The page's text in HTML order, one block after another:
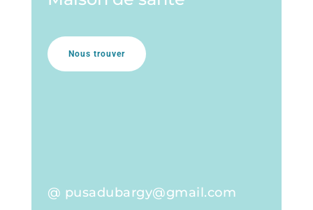
Nous trouver
@ pusadubargy@gmail.com